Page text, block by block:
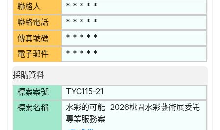
聯絡人 * * * * *
聯絡電話 * * * * *
傳真號碼 * * * * *
電子郵件 * * * * *
採購資料
標案案號
TYC115-21
標案名稱
水彩的可能─2026桃園水彩藝術展委託
專業服務案